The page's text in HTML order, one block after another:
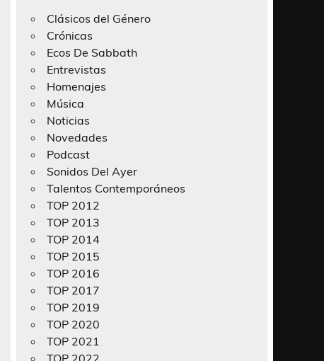
Clásicos del Género
Crónicas
Ecos De Sabbath
Entrevistas
Homenajes
Música
Noticias
Novedades
Podcast
Sonidos Del Ayer
Talentos Contemporáneos
TOP 2012
TOP 2013
TOP 2014
TOP 2015
TOP 2016
TOP 2017
TOP 2019
TOP 2020
TOP 2021
TOP 2022